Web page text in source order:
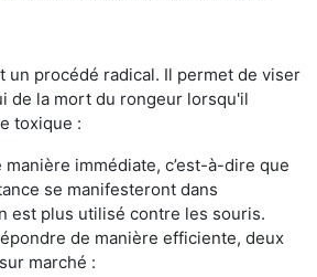
un procédé radical. Il permet de viser
de la mort du rongeur lorsqu'il
toxique :
immédiate, c’est-à-dire que
se manifesteront dans
est plus utilisé contre les souris.
de manière efficiente, deux
marché :